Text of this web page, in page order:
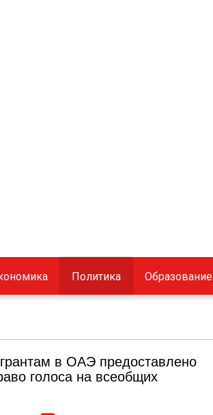
Политика Образование
в ОАЭ предоставлено
голоса на всеобщих